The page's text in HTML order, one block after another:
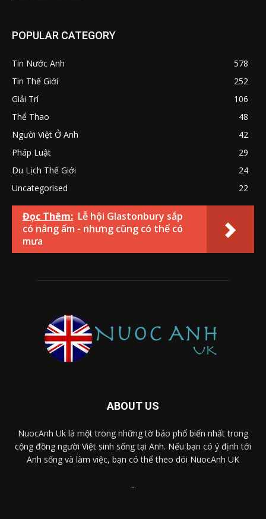
POPULAR CATEGORY
Tin Nước Anh
578
Tin Thế Giới
252
Giải Trí
106
Thể Thao
48
Người Việt Ở Anh
42
Pháp Luật
29
Du Lịch Thế Giới
24
Uncategorised
22
Đọc Thêm: Lễ hội Glastonbury sắp
có nắng ấm - nhưng cũng có thể có
mưa
ABOUT US
NuocAnh Uk là một trong những tờ báo phổ biến nhất trong
cộng đồng người Việt sinh sống tại Anh. Nếu bạn có ý định tới
Anh sống và làm việc, bạn có thể theo dõi NuocAnh UK
..